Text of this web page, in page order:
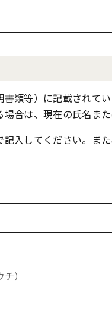
類等）に記載されて
合は、現在の氏名ま
入してください。ま
）